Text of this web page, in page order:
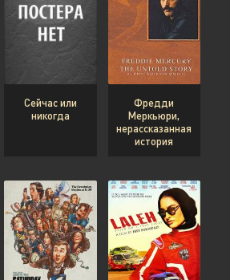
Сейчас или
никогда
Фредди
Меркьюри,
нерассказанная
история